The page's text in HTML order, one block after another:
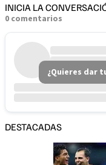
INICIA LA
0 comentarios
¿Quieres dar
DESTACADAS